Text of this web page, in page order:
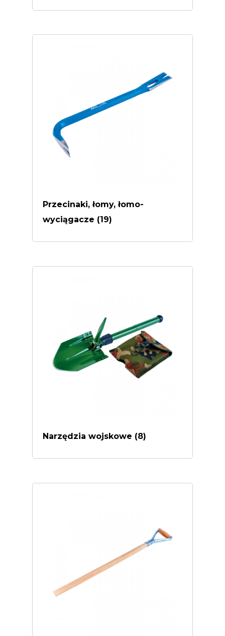
Przecinaki, łomy, łomo-
wyciągacze (19)
Narzędzia wojskowe (8)